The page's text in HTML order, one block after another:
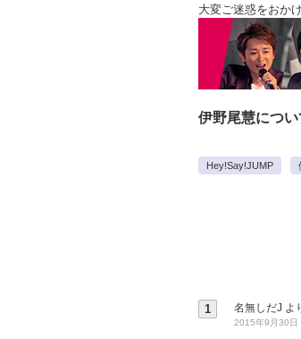
大変ご迷惑をおか
伊野尾慧につい
Hey!Say!JUMP
1 名無しだJ よ
2015年9月30日